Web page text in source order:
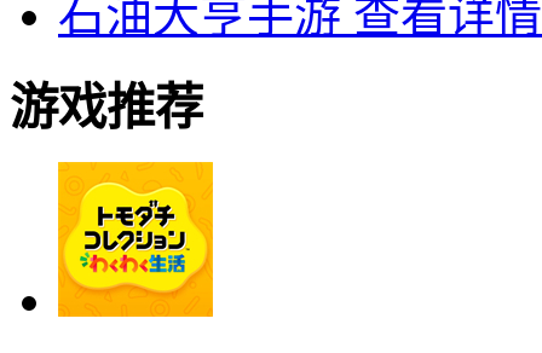
石油大亨手游 查看详情
游戏推荐